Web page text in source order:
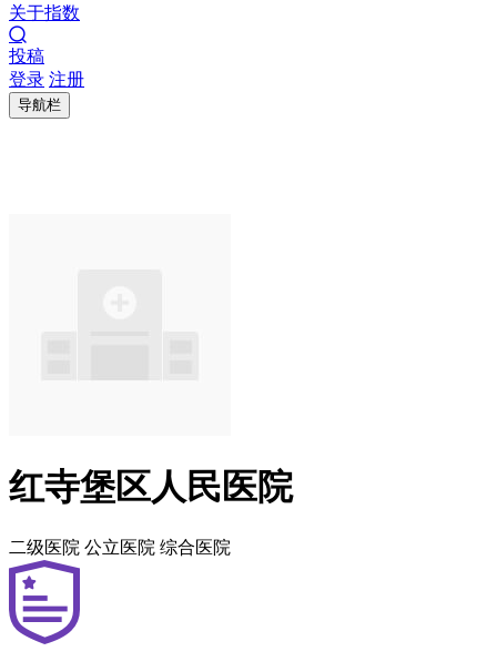
关于指数
投稿
登录 注册
导航栏
红寺堡区人民医院
二级医院 公立医院 综合医院